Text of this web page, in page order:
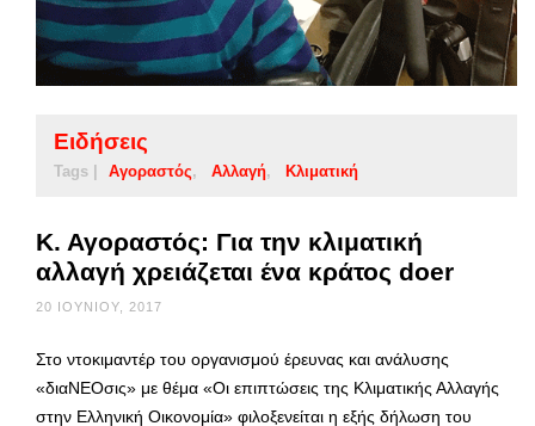
Ειδήσεις
Tags | Αγοραστός Αλλαγή Κλιματική
Κ. Αγοραστός: Για την κλιματική
αλλαγή χρειάζεται ένα κράτος doer
20 ΙΟΥΝΊΟΥ, 2017
Στο ντοκιμαντέρ του οργανισμού έρευνας και ανάλυσης
«διαΝΕΟσις» με θέμα «Οι επιπτώσεις της Κλιματικής Αλλαγής
στην Ελληνική Οικονομία» φιλοξενείται η εξής δήλωση του